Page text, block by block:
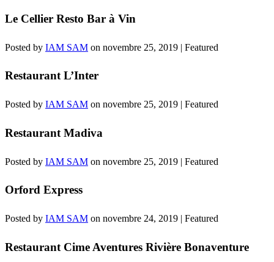
Le Cellier Resto Bar à Vin
Posted by IAM SAM on novembre 25, 2019 | Featured
Restaurant L’Inter
Posted by IAM SAM on novembre 25, 2019 | Featured
Restaurant Madiva
Posted by IAM SAM on novembre 25, 2019 | Featured
Orford Express
Posted by IAM SAM on novembre 24, 2019 | Featured
Restaurant Cime Aventures Rivière Bonaventure